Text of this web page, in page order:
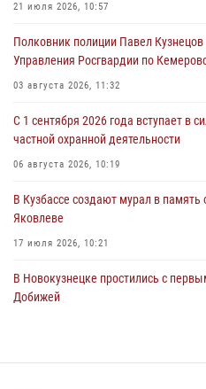
06 августа 2026, 09:18
Росгвардейцы задержали мужчину,
горожанки
06 августа 2026, 08:17
Росгвардейцы пресекли
новокузнечанку от агрессивного
06 августа 2026, 07:16
21 июля 2026, 10:57
Полковник полиции Павел
Управления Росгвардии по
03 августа 2026, 11:32
С 1 сентября 2026 года вступает в
частной охранной деятельности
06 августа 2026, 10:19
В Кузбассе создают мурал в
Яковлеве
17 июля 2026, 10:21
В Новокузнецке простились с
Добижей